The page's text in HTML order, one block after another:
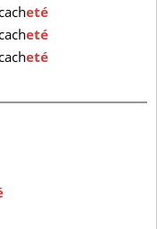
cacheté
cacheté
cacheté